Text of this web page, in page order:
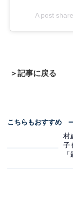
A post
＞記事に戻る
こちらもおすすめ
村
子